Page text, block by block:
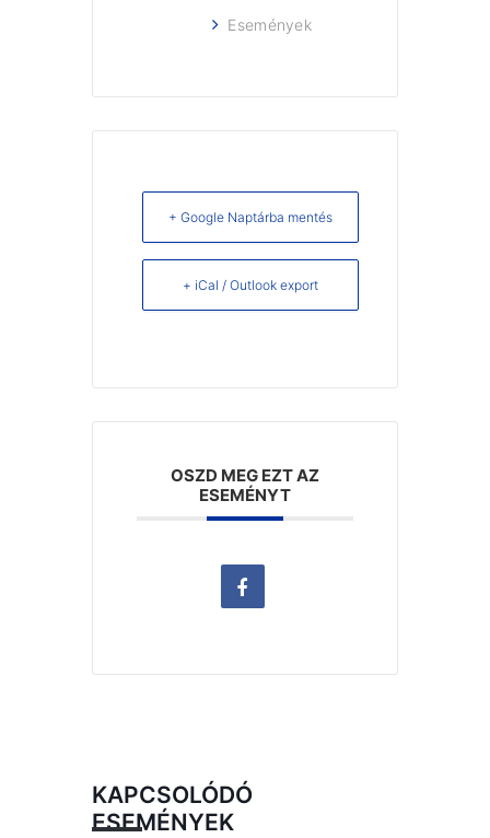
Események
+ Google Naptárba mentés
+ iCal / Outlook export
OSZD MEG EZT AZ
ESEMÉNYT
KAPCSOLÓDÓ
ESEMÉNYEK